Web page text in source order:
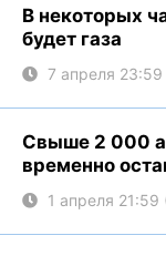
В некоторых
будет газа
7 апреля
Свыше 2 000
временно
1 апреля